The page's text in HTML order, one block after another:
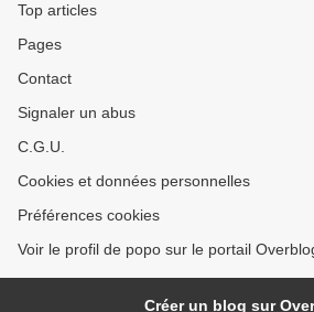
Top articles
Pages
Contact
Signaler un abus
C.G.U.
Cookies et données personnelles
Préférences cookies
Voir le profil de popo sur le portail
Créer un blog sur